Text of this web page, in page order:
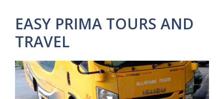
EASY PRIMA TOURS AND
TRAVEL